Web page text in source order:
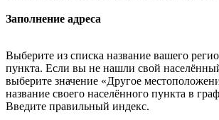
Заполнение адреса
Выберите из списка название вашего
пункта. Если вы не нашли свой
выберите значение «Другое
название своего населённого пункта в
Введите правильный индекс.